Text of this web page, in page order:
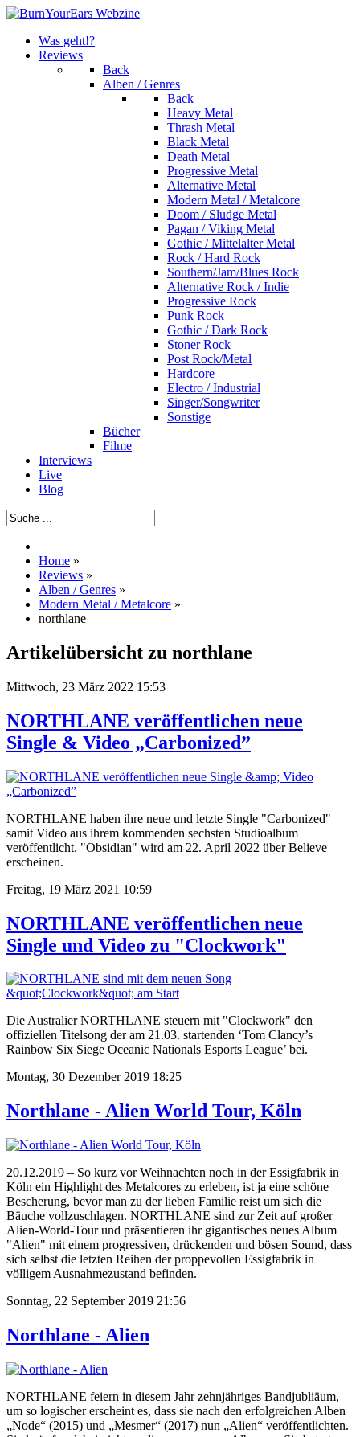
Was geht!?
Reviews
Back
Alben / Genres
Back
Heavy Metal
Thrash Metal
Black Metal
Death Metal
Progressive Metal
Alternative Metal
Modern Metal / Metalcore
Doom / Sludge Metal
Pagan / Viking Metal
Gothic / Mittelalter Metal
Rock / Hard Rock
Southern/Jam/Blues Rock
Alternative Rock / Indie
Progressive Rock
Punk Rock
Gothic / Dark Rock
Stoner Rock
Post Rock/Metal
Hardcore
Electro / Industrial
Singer/Songwriter
Sonstige
Bücher
Filme
Interviews
Live
Blog
Home »
Reviews »
Alben / Genres »
Modern Metal / Metalcore »
northlane
Artikelübersicht zu northlane
Mittwoch, 23 März 2022 15:53
NORTHLANE veröffentlichen neue
Single & Video „Carbonized”
NORTHLANE haben ihre neue und letzte Single "Carbonized"
samit Video aus ihrem kommenden sechsten Studioalbum
veröffentlicht. "Obsidian" wird am 22. April 2022 über Believe
erscheinen.
Freitag, 19 März 2021 10:59
NORTHLANE veröffentlichen neue
Single und Video zu "Clockwork"
Die Australier NORTHLANE steuern mit "Clockwork" den
offiziellen Titelsong der am 21.03. startenden ‘Tom Clancy’s
Rainbow Six Siege Oceanic Nationals Esports League’ bei.
Montag, 30 Dezember 2019 18:25
Northlane - Alien World Tour, Köln
20.12.2019 – So kurz vor Weihnachten noch in der Essigfabrik in
Köln ein Highlight des Metalcores zu erleben, ist ja eine schöne
Bescherung, bevor man zu der lieben Familie reist um sich die
Bäuche vollzuschlagen. NORTHLANE sind zur Zeit auf großer
Alien-World-Tour und präsentieren ihr gigantisches neues Album
"Alien" mit einem progressiven, drückenden und bösen Sound, dass
sich selbst die letzten Reihen der proppevollen Essigfabrik in
völligem Ausnahmezustand befinden.
Sonntag, 22 September 2019 21:56
Northlane - Alien
NORTHLANE feiern in diesem Jahr zehnjähriges Bandjubliäum,
um so logischer erscheint es, dass sie nach den erfolgreichen Alben
„Node“ (2015) und „Mesmer“ (2017) nun „Alien“ veröffentlichten.